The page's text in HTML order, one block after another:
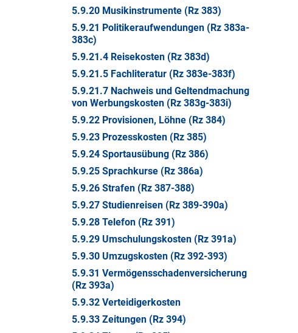
5.9.20 Musikinstrumente (Rz 383)
5.9.21 Politikeraufwendungen (Rz 383a-
383c)
5.9.21.4 Reisekosten (Rz 383d)
5.9.21.5 Fachliteratur (Rz 383e-383f)
5.9.21.7 Nachweis und Geltendmachung
von Werbungskosten (Rz 383g-383i)
5.9.22 Provisionen, Löhne (Rz 384)
5.9.23 Prozesskosten (Rz 385)
5.9.24 Sportausübung (Rz 386)
5.9.25 Sprachkurse (Rz 386a)
5.9.26 Strafen (Rz 387-388)
5.9.27 Studienreisen (Rz 389-390a)
5.9.28 Telefon (Rz 391)
5.9.29 Umschulungskosten (Rz 391a)
5.9.30 Umzugskosten (Rz 392-393)
5.9.31 Vermögensschadenversicherung
(Rz 393a)
5.9.32 Verteidigerkosten
5.9.33 Zeitungen (Rz 394)